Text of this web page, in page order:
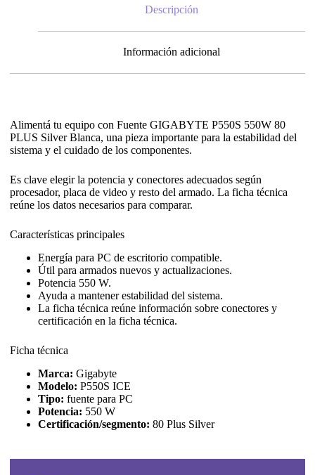
Descripción
Información adicional
Alimentá tu equipo con Fuente GIGABYTE P550S 550W 80
PLUS Silver Blanca, una pieza importante para la estabilidad del
sistema y el cuidado de los componentes.
Es clave elegir la potencia y conectores adecuados según
procesador, placa de video y resto del armado. La ficha técnica
reúne los datos necesarios para comparar.
Características principales
Energía para PC de escritorio compatible.
Útil para armados nuevos y actualizaciones.
Potencia 550 W.
Ayuda a mantener estabilidad del sistema.
La ficha técnica reúne información sobre conectores y
certificación en la ficha técnica.
Ficha técnica
Marca: Gigabyte
Modelo: P550S ICE
Tipo: fuente para PC
Potencia: 550 W
Certificación/segmento: 80 Plus Silver